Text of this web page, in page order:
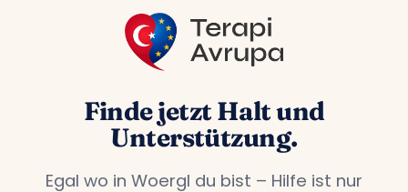
Finde jetzt Halt und
Unterstützung.
Egal wo in Woergl du bist – Hilfe ist nur